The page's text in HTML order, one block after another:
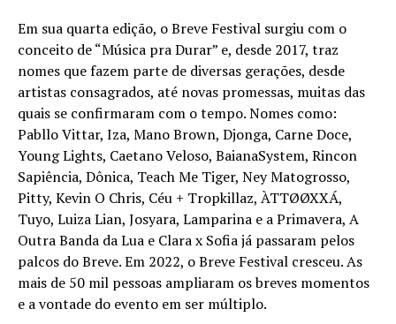
Em sua quarta edição, o Breve Festival surgiu com o
conceito de “Música pra Durar” e, desde 2017, traz
nomes que fazem parte de diversas gerações, desde
artistas consagrados, até novas promessas, muitas das
quais se confirmaram com o tempo. Nomes como:
Pabllo Vittar, Iza, Mano Brown, Djonga, Carne Doce,
Young Lights, Caetano Veloso, BaianaSystem, Rincon
Sapiência, Dônica, Teach Me Tiger, Ney Matogrosso,
Pitty, Kevin O Chris, Céu + Tropkillaz, ÀTTØØXXÁ,
Tuyo, Luiza Lian, Josyara, Lamparina e a Primavera, A
Outra Banda da Lua e Clara x Sofia já passaram pelos
palcos do Breve. Em 2022, o Breve Festival cresceu. As
mais de 50 mil pessoas ampliaram os breves momentos
e a vontade do evento em ser múltiplo.